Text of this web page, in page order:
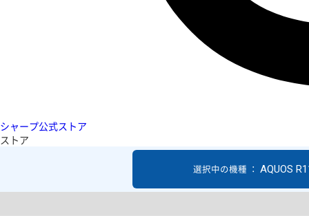
シャープ公式ストア
ストア
選択中の機種 ： AQUOS